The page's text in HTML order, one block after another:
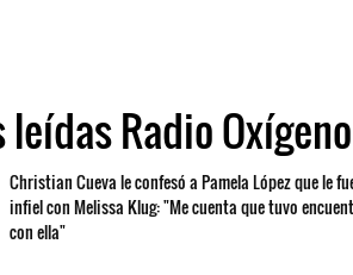
leídas Radio Oxígeno
Christian Cueva le confesó a Pamela López que le
infiel con Melissa Klug: "Me cuenta que tuvo
con ella"